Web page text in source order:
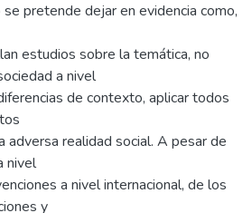
pretende dejar en evidencia como,
estudios sobre la temática, no
a nivel
de contexto, aplicar todos
adversa realidad social. A pesar de
nivel
a nivel internacional, de los
y